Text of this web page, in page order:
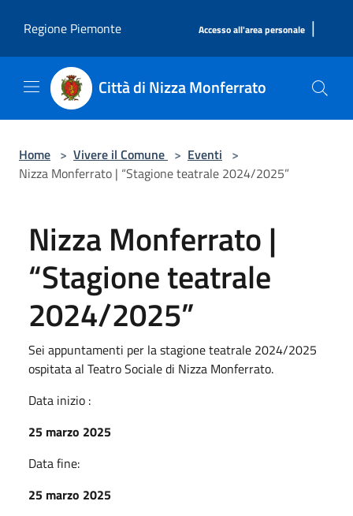
Regione Piemonte
Accesso all'area personale |
Città di Nizza Monferrato
Home > Vivere il Comune > Eventi >
Nizza Monferrato | “Stagione teatrale 2024/2025”
Nizza Monferrato |
“Stagione teatrale
2024/2025”
Sei appuntamenti per la stagione teatrale 2024/2025
ospitata al Teatro Sociale di Nizza Monferrato.
Data inizio :
25 marzo 2025
Data fine:
25 marzo 2025